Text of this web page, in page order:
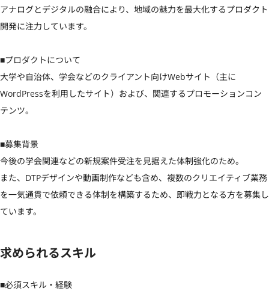
アナログとデジタルの融合により、地域の魅力を最大化するプロダクト
開発に注力しています。
■プロダクトについて
大学や自治体、学会などのクライアント向けWebサイト（主に
WordPressを利用したサイト）および、関連するプロモーションコン
テンツ。
■募集背景
今後の学会関連などの新規案件受注を見据えた体制強化のため。
また、DTPデザインや動画制作なども含め、複数のクリエイティブ業務
を一気通貫で依頼できる体制を構築するため、即戦力となる方を募集し
ています。
求められるスキル
■必須スキル・経験